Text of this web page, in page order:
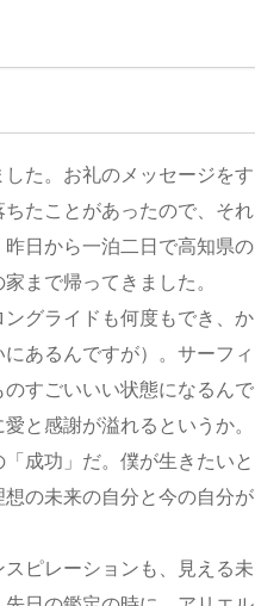
た。お礼のメッセージをす
たことがあったので、それ
日から一泊二日で高知県の
まで帰ってきました。
グライドも何度もでき、か
あるんですが）。サーフィ
すごいいい状態になるんで
と感謝が溢れるというか。
成功」だ。僕が生きたいと
の未来の自分と今の自分が
ピレーションも、見える未